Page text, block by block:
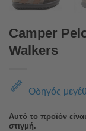
Camper
Walkers
Οδηγός
Αυτό το προϊόν
στιγμή.